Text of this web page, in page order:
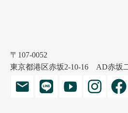
〒107-0052
東京都港区赤坂2-10-16 AD赤坂